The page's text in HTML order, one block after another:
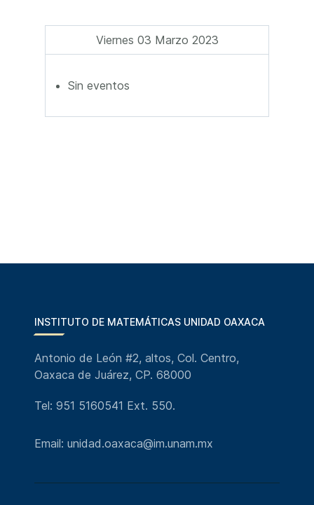
Viernes 03 Marzo 2023
Sin eventos
INSTITUTO DE MATEMÁTICAS UNIDAD OAXACA
Antonio de León #2, altos, Col. Centro,
Oaxaca de Juárez, CP. 68000
Tel: 951 5160541 Ext. 550.
Email: unidad.oaxaca@im.unam.mx